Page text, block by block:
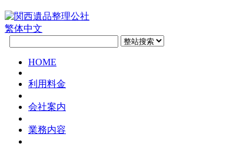
繁体中文
HOME
利用料金
会社案内
業務内容